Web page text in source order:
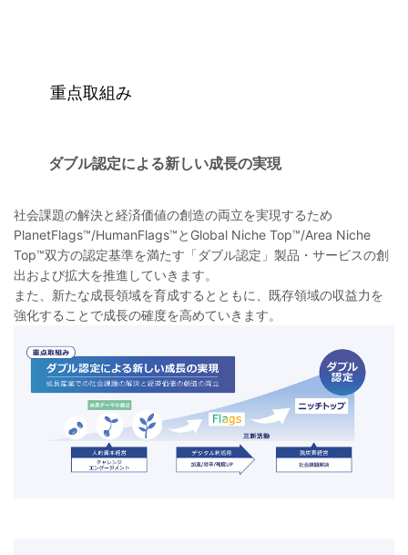
重点取組み
ダブル認定による新しい成長の実現
社会課題の解決と経済価値の創造の両立を実現するため
PlanetFlags™/HumanFlags™とGlobal Niche Top™/Area Niche
Top™双方の認定基準を満たす「ダブル認定」製品・サービスの創
出および拡大を推進していきます。
また、新たな成長領域を育成するとともに、既存領域の収益力を
強化することで成長の確度を高めていきます。